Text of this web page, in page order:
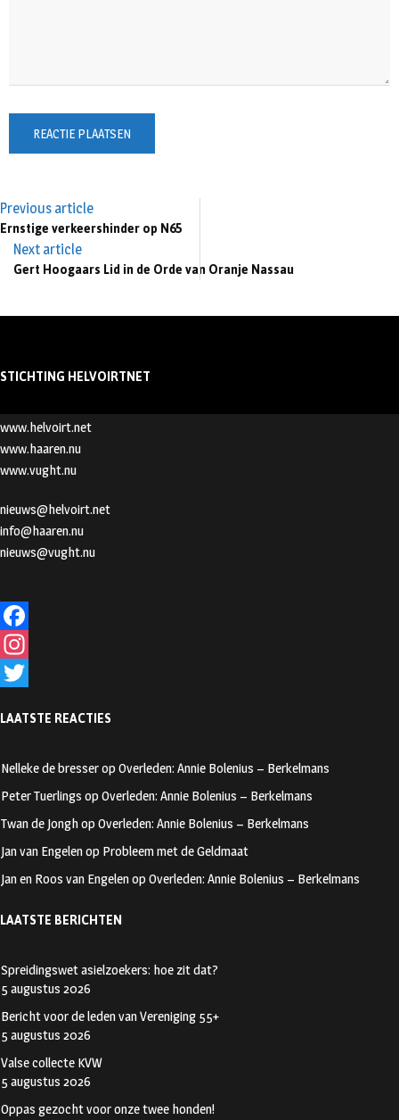
Previous article
Ernstige verkeershinder op N65
Next article
Gert Hoogaars Lid in de Orde van Oranje Nassau
STICHTING HELVOIRTNET
www.helvoirt.net
www.haaren.nu
www.vught.nu
nieuws@helvoirt.net
info@haaren.nu
nieuws@vught.nu
F
a
kr
a
e
r
LAATSTE REACTIES
Nelleke de bresserop Overleden: Annie Bolenius – Berkelmans
Peter Tuerlings op Overleden: Annie Bolenius – Berkelmans
Twan de Jonghop Overleden: Annie Bolenius – Berkelmans
Jan van Engelenop Probleem met de Geldmaat
Jan en Roos van Engelenop Overleden: Annie Bolenius – Berkelmans
LAATSTE BERICHTEN
Spreidingswet asielzoekers: hoe zit dat?
5 augustus 2026
Bericht voor de leden van Vereniging 55+
5 augustus 2026
Valse collecte KVW
5 augustus 2026
Oppas gezocht voor onze twee honden!